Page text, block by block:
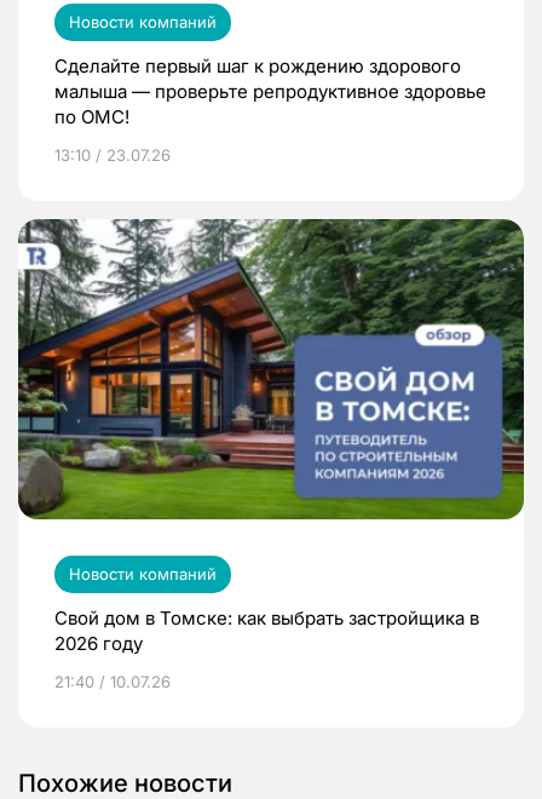
Новости компаний
Сделайте первый шаг к рождению здорового
малыша — проверьте репродуктивное здоровье
по ОМС!
13:10 / 23.07.26
Новости компаний
Свой дом в Томске: как выбрать застройщика в
2026 году
21:40 / 10.07.26
Похожие новости